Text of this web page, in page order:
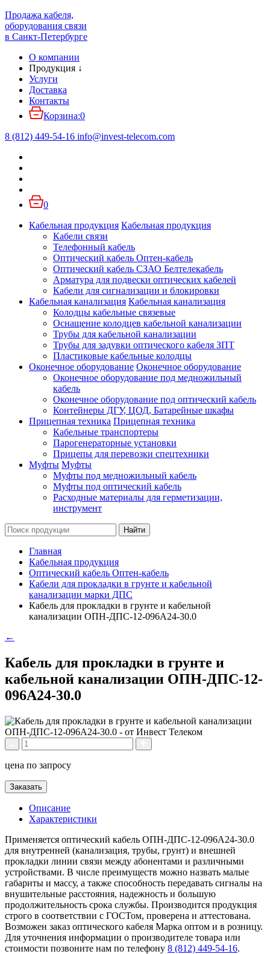
Продажа кабеля,
оборудования связи
в Санкт-Петербурге
О компании
Продукция ↓
Услуги
Доставка
Контакты
Корзина:0
8 (812) 449-54-16 info@invest-telecom.com
0
Кабельная продукция Кабельная продукция
Кабели связи
Телефонный кабель
Оптический кабель Оптен-кабель
Оптический кабель СЗАО Белтелекабель
Арматура для подвески оптических кабелей
Кабели для сигнализации и блокировки
Кабельная канализация Кабельная канализация
Колодцы кабельные связевые
Оснащение колодцев кабельной канализации
Трубы для кабельной канализации
Трубы для задувки оптического кабеля ЗПТ
Пластиковые кабельные колодцы
Оконечное оборудование Оконечное оборудование
Оконечное оборудование под медножильный
кабель
Оконечное оборудование под оптический кабель
Контейнеры ДГУ, ЦОД, Батарейные шкафы
Прицепная техника Прицепная техника
Кабельные транспортеры
Парогенераторные установки
Прицепы для перевозки спецтехники
Муфты Муфты
Муфты под медножильный кабель
Муфты под оптический кабель
Расходные материалы для герметизации,
инструмент
Главная
Кабельная продукция
Оптический кабель Оптен-кабель
Кабели для прокладки в грунте и кабельной
канализации марки ДПС
Кабель для прокладки в грунте и кабельной
канализации ОПН-ДПС-12-096А24-30.0
←
Кабель для прокладки в грунте и
кабельной канализации ОПН-ДПС-12-
096А24-30.0
цена по запросу
Заказать
Описание
Характеристики
Применяется оптический кабель ОПН-ДПС-12-096А24-30.0
для внутренней (канализация, трубы, грунт) и внешней
прокладки линии связи между абонентами и различными
устройствами. В числе преимуществ можно назвать малые
габариты и массу, а также способность передавать сигналы на
внушительные расстояния, надежность и большую
продолжительность срока службы. Производится продукция
строго в соответствии с ГОСТом, проверена и аттестована.
Возможен заказ оптического кабеля Марка оптом и в розницу.
Для уточнения информации о производителе товара или
стоимости позвоните нам по телефону 8 (812) 449-54-16.